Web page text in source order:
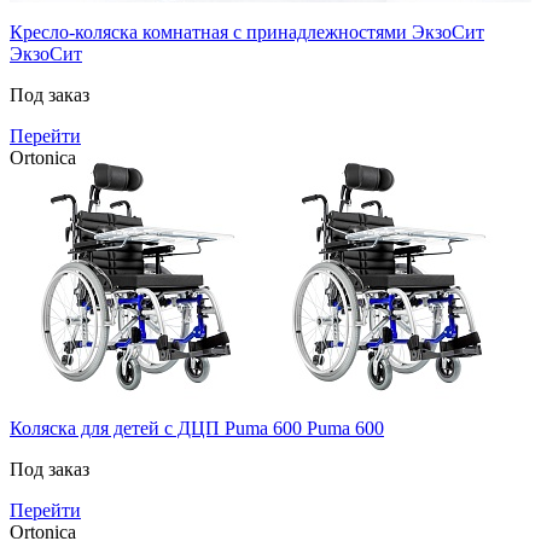
Кресло-коляска комнатная с принадлежностями ЭкзоСит
ЭкзоСит
Под заказ
Перейти
Ortonica
Коляска для детей с ДЦП Puma 600 Puma 600
Под заказ
Перейти
Ortonica